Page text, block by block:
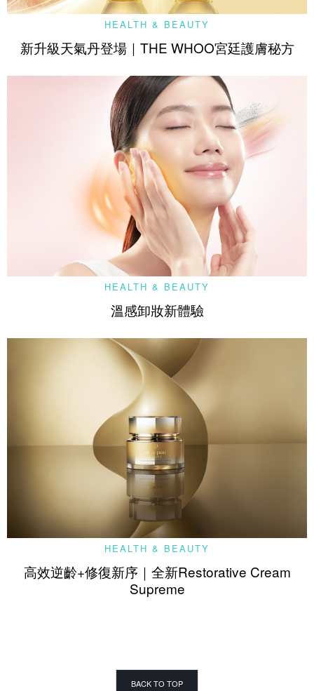
HEALTH & BEAUTY
新升級天氣丹登場｜THE WHOO宮廷護膚秘方
HEALTH & BEAUTY
溫感卸妝新體驗
HEALTH & BEAUTY
高效逆齡+修復新序｜全新Restorative Cream
Supreme
BACK TO TOP